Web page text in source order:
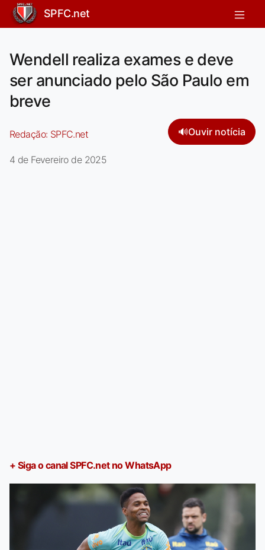
SPFC.net
Wendell realiza exames e deve
ser anunciado pelo São Paulo em
breve
Redação: SPFC.net 🔊Ouvir notícia
4 de Fevereiro de 2025
+ Siga o canal SPFC.net no WhatsApp